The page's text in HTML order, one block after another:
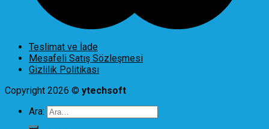
Teslimat ve İade
Mesafeli Satış Sözleşmesi
Gizlilik Politikası
Copyright 2026 © ytechsoft
Ara: